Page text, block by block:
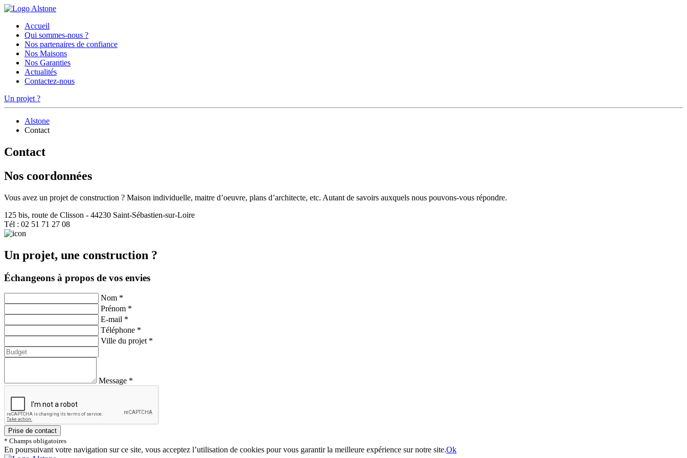
Accueil
Qui sommes-nous ?
Nos partenaires de confiance
Nos Maisons
Nos Garanties
Actualités
Contactez-nous
Un projet ?
Alstone
Contact
Contact
Nos coordonnées
Vous avez un projet de construction ? Maison individuelle, maitre d’oeuvre, plans d’architecte, etc. Autant de savoirs auxquels nous pouvons-vous répondre.
125 bis, route de Clisson - 44230 Saint-Sébastien-sur-Loire
Tél : 02 51 71 27 08
Un projet, une construction ?
Échangeons à propos de vos envies
Nom *
Prénom *
E-mail *
Téléphone *
Ville du projet *
Message *
* Champs obligatoires
En poursuivant votre navigation sur ce site, vous acceptez l’utilisation de cookies pour vous garantir la meilleure expérience sur notre site.Ok